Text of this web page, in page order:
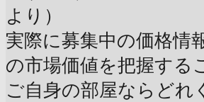
より）
実際に募集中の価格情
の市場価値を把握する
ご自身の部屋ならどれ